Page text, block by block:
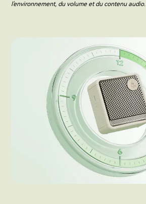
l'environnement, du volume et du contenu audio.